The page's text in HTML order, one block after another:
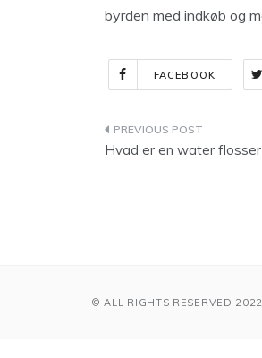
byrden med indkøb og
FACEBOOK
Hvad er en water
© ALL RIGHTS RESERVED 2022